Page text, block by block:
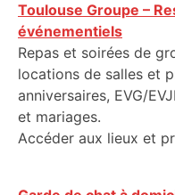
Toulouse Groupe –
événementiels
Repas et soirées de
locations de salles et
anniversaires, EVG/
et mariages.
Accéder aux lieux et